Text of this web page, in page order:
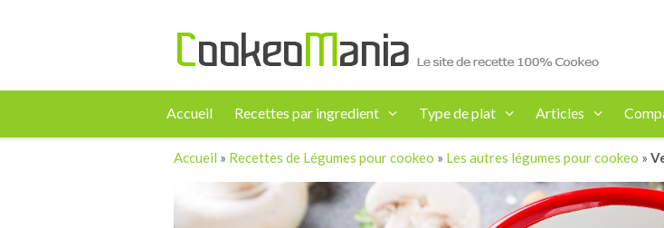
Accueil Recettes par ingredient Type de plat Articles
Accueil » Recettes de Légumes pour cookeo » Les autres légumes pour cookeo »